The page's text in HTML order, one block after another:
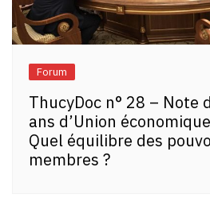
Forum
ThucyDoc n° 28 – Note
ans d’Union
Quel équilibre des
membres ?